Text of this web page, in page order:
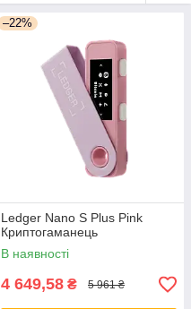
–22%
Ledger Nano S Plus Pink
Криптогаманець
В наявності
4 649,58 ₴ 5 961 ₴